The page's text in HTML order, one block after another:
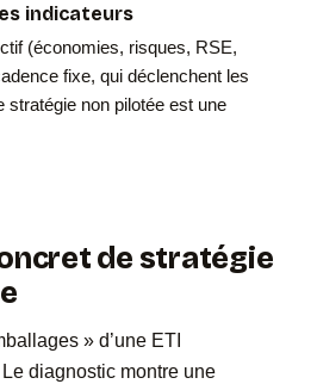
indicateurs
(économies, risques, RSE,
fixe, qui déclenchent les
stratégie non pilotée est une
de stratégie
» d’une ETI
diagnostic montre une